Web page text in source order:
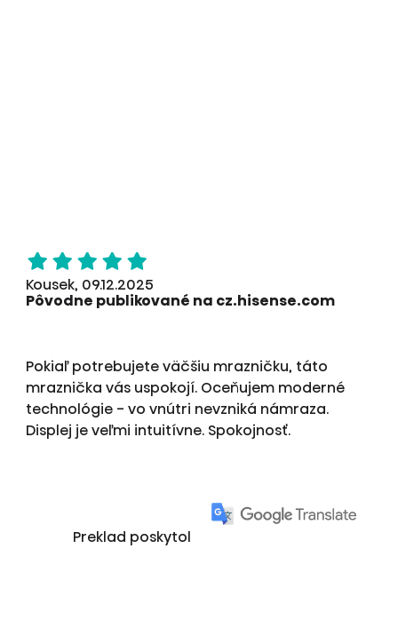
Kousek, 09.12.2025
Pôvodne publikované na cz.hisense.com
Pokiaľ potrebujete väčšiu mrazničku, táto
mraznička vás uspokojí. Oceňujem moderné
technológie - vo vnútri nevzniká námraza.
Displej je veľmi intuitívne. Spokojnosť.
Preklad poskytol